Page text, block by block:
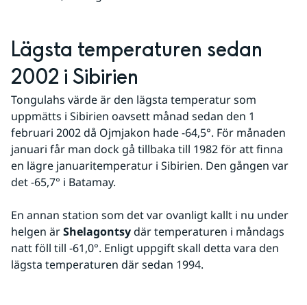
Lägsta temperaturen sedan
2002 i Sibirien
Tongulahs värde är den lägsta temperatur som
uppmätts i Sibirien oavsett månad sedan den 1
februari 2002 då Ojmjakon hade -64,5°. För månaden
januari får man dock gå tillbaka till 1982 för att finna
en lägre januaritemperatur i Sibirien. Den gången var
det -65,7° i Batamay.
En annan station som det var ovanligt kallt i nu under
helgen är Shelagontsy där temperaturen i måndags
natt föll till -61,0°. Enligt uppgift skall detta vara den
lägsta temperaturen där sedan 1994.